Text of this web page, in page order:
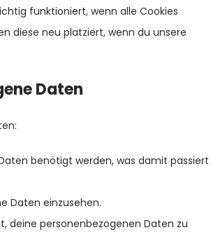
funktioniert, wenn alle Cookies
diese neu platziert, wenn du unsere
Daten
benötigt werden, was damit passiert
Daten einzusehen.
deine personenbezogenen Daten zu